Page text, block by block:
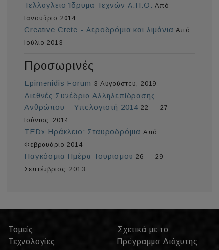
Τελλόγλειο Ίδρυμα Τεχνών Α.Π.Θ. Από
Ιανουάριο 2014
Creative Crete - Αεροδρόμια και λιμάνια Από
Ιούλιο 2013
Προσωρινές
Epimenidis Forum 3 Αυγούστου, 2019
Διεθνές Συνέδριο Αλληλεπίδρασης
Ανθρώπου – Υπολογιστή 2014 22 — 27
Ιούνιος, 2014
TEDx Ηράκλειο: Σταυροδρόμια Από
Φεβρουάριο 2014
Παγκόσμια Ημέρα Τουρισμού 26 — 29
Σεπτέμβριος, 2013
Τομείς
Τεχνολογίες
Σχετικά με το
Πρόγραμμα Διάχυτης